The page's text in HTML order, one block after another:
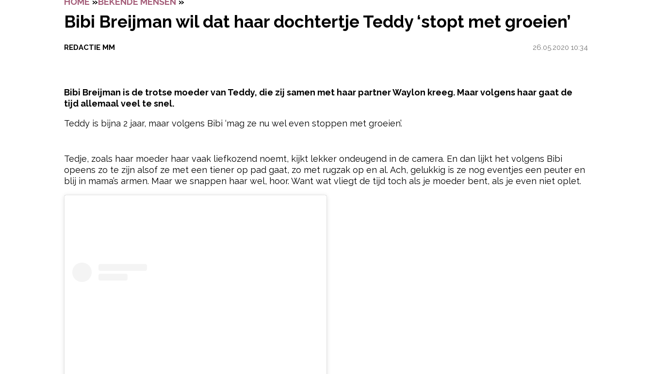
Bibi Breijman wil dat haar dochtertje Teddy ‘stopt met groeien’
REDACTIE MM 26.05.2020 10:34
Bibi Breijman is de trotse moeder van Teddy, die zij samen met haar partner Waylon kreeg. Maar volgens haar gaat de
tijd allemaal veel te snel.
Teddy is bijna 2 jaar, maar volgens Bibi ‘mag ze nu wel even stoppen met groeien’.
Tedje, zoals haar moeder haar vaak liefkozend noemt, kijkt lekker ondeugend in de camera. En dan lijkt het volgens Bibi
opeens zo te zijn alsof ze met een tiener op pad gaat, zo met rugzak op en al. Ach, gelukkig is ze nog eventjes een peuter en
blij in mama’s armen. Maar we snappen haar wel, hoor. Want wat vliegt de tijd toch als je moeder bent, als je even niet oplet.